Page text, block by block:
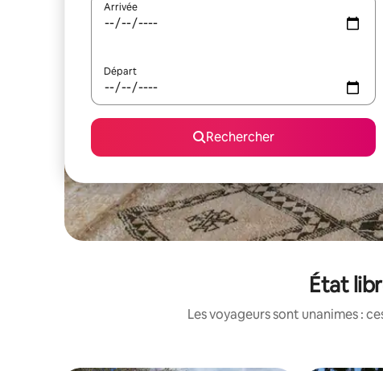
Arrivée
Départ
Rechercher
État
Les voyageurs sont unanimes :